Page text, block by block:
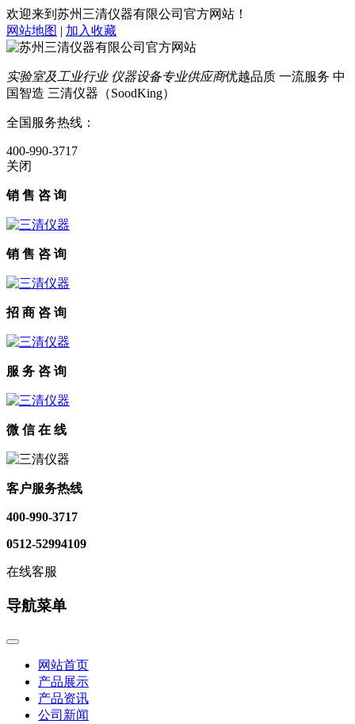
欢迎来到苏州三清仪器有限公司官方网站！
网站地图 | 加入收藏
实验室及工业行业 仪器设备专业供应商优越品质 一流服务 中
国智造 三清仪器（SoodKing）
全国服务热线：
400-990-3717
关闭
销 售 咨 询
销 售 咨 询
招 商 咨 询
服 务 咨 询
微 信 在 线
客户服务热线
400-990-3717
0512-52994109
在线客服
导航菜单
网站首页
产品展示
产品资讯
公司新闻